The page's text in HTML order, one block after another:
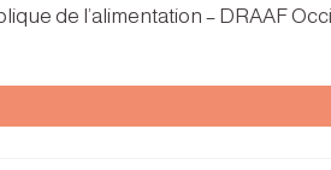
de l’alimentation – DRAAF